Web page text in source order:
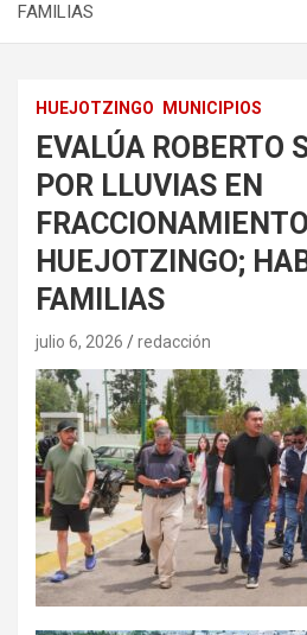
FAMILIAS
HUEJOTZINGO MUNICIPIOS
EVALÚA ROBERTO
POR LLUVIAS EN
HUEJOTZINGO;
FAMILIAS
julio 6, 2026 redacción